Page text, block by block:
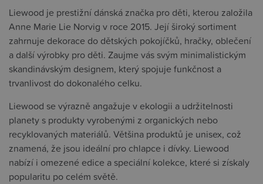
Liewood je prestižní dánská značka pro děti, kterou založila
Anne Marie Lie Norvig v roce 2015. Její široký sortiment
zahrnuje dekorace do dětských pokojíčků, hračky, oblečení
a další výrobky pro děti. Zaujme vás svým minimalistickým
skandinávským designem, který spojuje funkčnost a
trvanlivost do dokonalého celku.
Liewood se výrazně angažuje v ekologii a udržitelnosti
planety s produkty vyrobenými z organických nebo
recyklovaných materiálů. Většina produktů je unisex, což
znamená, že jsou ideální pro chlapce i dívky. Liewood
nabízí i omezené edice a speciální kolekce, které si získaly
popularitu po celém světě.